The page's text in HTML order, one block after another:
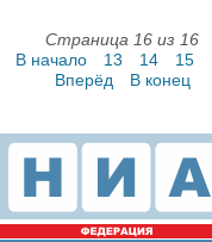
Страница 16 из 16
В начало
13 14 15
Вперёд
В конец